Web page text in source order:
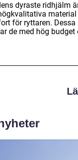
dyraste ridhjälm
för ryttaren.
de med hög budget